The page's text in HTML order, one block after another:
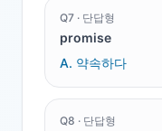
Q7 · 단답형
promise
A. 약속하다
Q8 · 단답형